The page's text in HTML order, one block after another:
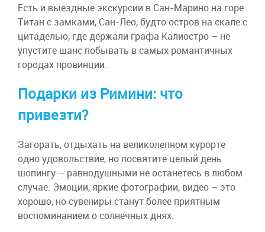
Есть и выездные экскурсии в Сан-Марино на горе
Титан с замками, Сан-Лео, будто остров на скале с
цитаделью, где держали графа Калиостро – не
упустите шанс побывать в самых романтичных
городах провинции.
Подарки из Римини: что
привезти?
Загорать, отдыхать на великолепном курорте
одно удовольствие, но посвятите целый день
шопингу – равнодушными не останетесь в любом
случае. Эмоции, яркие фотографии, видео – это
хорошо, но сувениры станут более приятным
воспоминанием о солнечных днях.